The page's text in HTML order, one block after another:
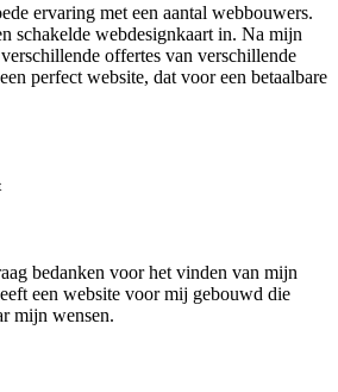
ervaring met een aantal webbouwers.
schakelde webdesignkaart in. Na mijn
offertes van verschillende
perfect website, dat voor een betaalbare
bedanken voor het vinden van mijn
een website voor mij gebouwd die
mijn wensen.